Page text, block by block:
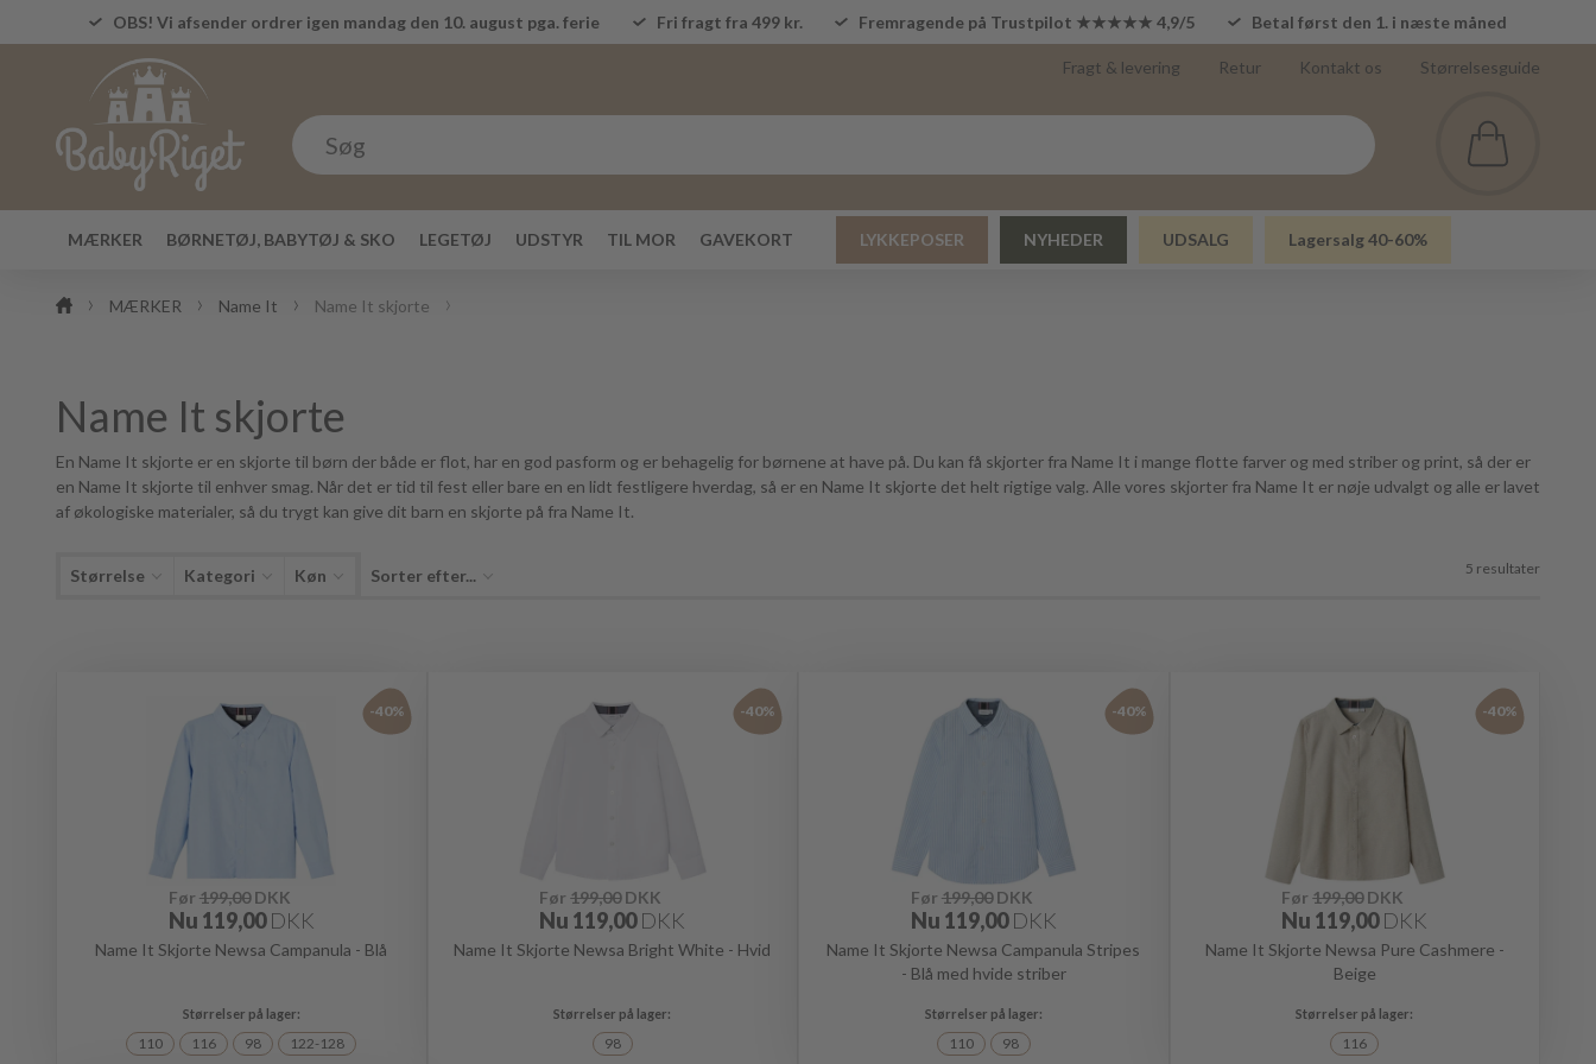
OBS! Vi afsender ordrer igen mandag den 10. august pga. ferie Fri fragt fra 499 kr. Fremragende på Trustpilot ★★★★★ 4,9/5 Betal først den 1. i næste måned
Fragt & levering Retur Kontakt os Størrelsesguide
MÆRKER BØRNETØJ, BABYTØJ & SKO LEGETØJ UDSTYR TIL MOR GAVEKORT LYKKEPOSER NYHEDER UDSALG Lagersalg 40-60%
MÆRKER Name It Name It skjorte
Name It skjorte
En Name It skjorte er en skjorte til børn der både er flot, har en god pasform og er behagelig for børnene at have på. Du kan få skjorter fra Name It i mange flotte farver og med striber og print, så der er
en Name It skjorte til enhver smag. Når det er tid til fest eller bare en en lidt festligere hverdag, så er en Name It skjorte det helt rigtige valg. Alle vores skjorter fra Name It er nøje udvalgt og alle er lavet
af økologiske materialer, så du trygt kan give dit barn en skjorte på fra Name It.
5 resultater
-40%
Før 199,00DKK
Nu 119,00 DKK
Name It Skjorte Newsa Campanula - Blå
110 116 98 122-128
-40%
Før199,00DKK
Nu 119,00 DKK
Name It Skjorte Newsa Bright White - Hvid
98
-40%
Før 199,00DKK
Nu 119,00 DKK
Name It Skjorte Newsa Campanula Stripes
- Blå med hvide striber
110 98
-40%
Før199,00DKK
Nu 119,00 DKK
Name It Skjorte Newsa Pure Cashmere -
Beige
116
Størrelse Kategori Køn Sorter efter...